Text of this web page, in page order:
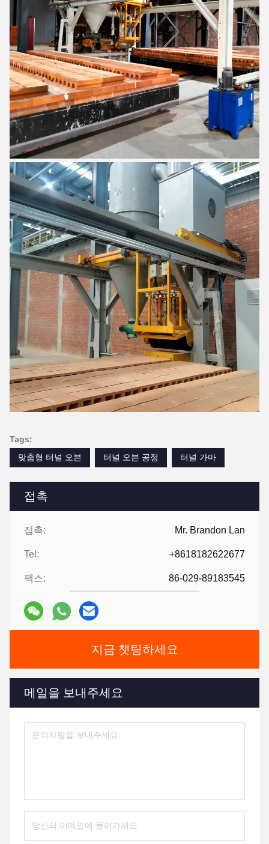
접촉
접촉: Mr. Brandon Lan
Tel: +8618182622677
팩스: 86-029-89183545
지금 챗팅하세요
메일을 보내주세요
Tags:
맞춤형 터널 오븐
터널 오븐 공정 터널 가마